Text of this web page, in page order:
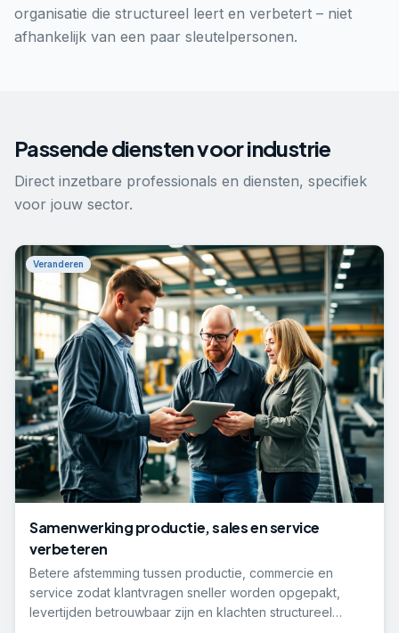
organisatie die structureel leert en verbetert – niet
afhankelijk van een paar sleutelpersonen.
Passende diensten voorindustrie
Direct inzetbare professionals en diensten, specifiek
voor jouw sector.
Veranderen
Samenwerking productie, sales en service
verbeteren
Betere afstemming tussen productie, commercie en
service zodat klantvragen sneller worden opgepakt,
levertijden betrouwbaar zijn en klachten structureel